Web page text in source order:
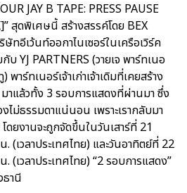
JAY B TAPE: PRESS PAUSE
สุดพิเศษนี้ สร้างสรรค์โดย BEX
อีเว้นท์ออกาไนเซอร์ในเครือเวิร์ค
YJ PARTNERS (วายเจ พาร์ทเนอ
าร์ทเนอร์เจ้าเก่าเจ้าเดิมที่เคยสร้าง
าแล้วทั้ง 3 รอบการแสดงที่ผ่านมา ซึ่ง
ม่ธรรมดาแน่นอน เพราะเรากลับมา
ยงานจะถูกจัดขึ้นในวันเสาร์ที่ 21
(เวลาประเทศไทย) และวันอาทิตย์ที่ 22
(เวลาประเทศไทย) “2 รอบการแสดง”
านี